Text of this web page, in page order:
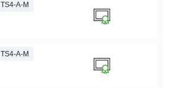
TS4-A-M
TS4-A-M